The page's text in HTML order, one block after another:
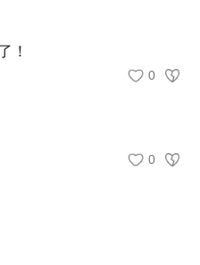
省财政厅党组书记、厅长
管负责同志任组委会副主
务总监）协会相关负责同
！
0
0